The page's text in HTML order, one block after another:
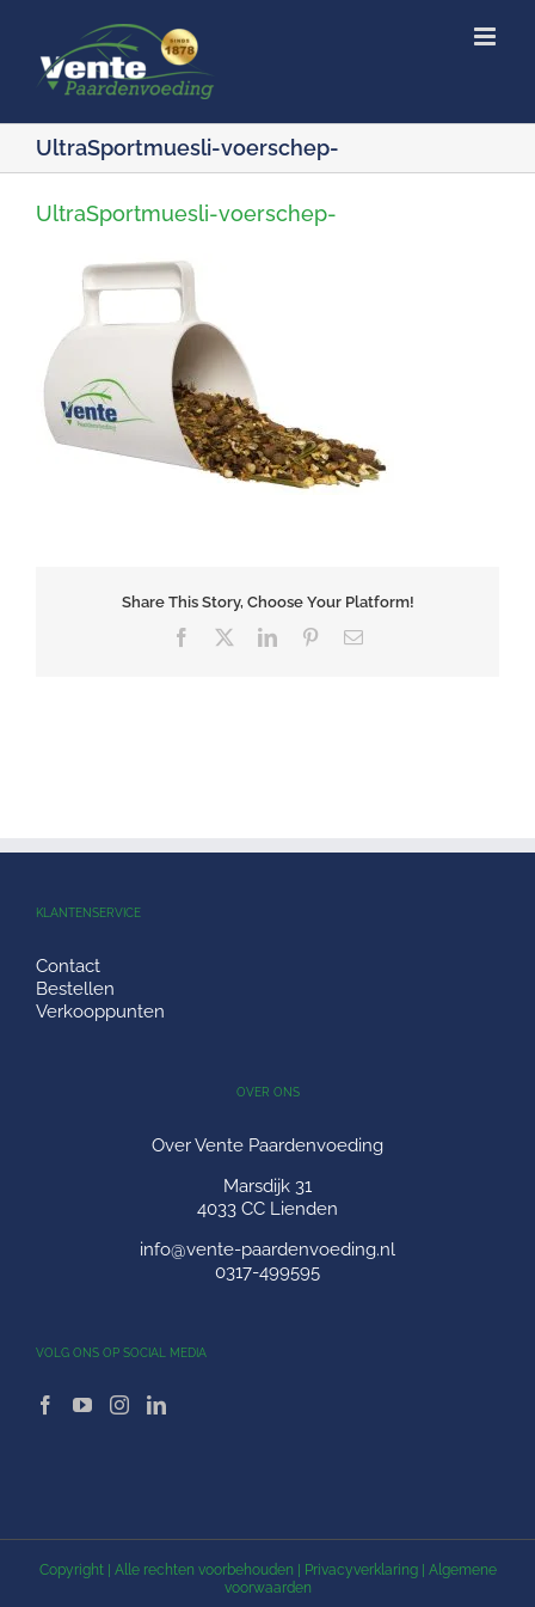
inhoud
UltraSportmuesli-voerschep-
UltraSportmuesli-voerschep-
Share This Story, Choose Your Platform!
Facebook LinkedInPinterest
E-
KLANTENSERVICE
Contact
Bestellen
Verkooppunten
OVER ONS
Over Vente Paardenvoeding
Marsdijk 31
4033 CC Lienden
info@vente-paardenvoeding.nl
0317-499595
VOLG ONS OP SOCIAL MEDIA
Copyright | Alle rechten voorbehouden | Privacyverklaring| Algemene
voorwaarden